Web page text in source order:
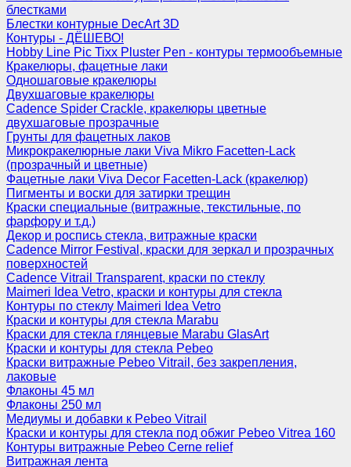
блестками
Блестки контурные DecArt 3D
Контуры - ДЁШЕВО!
Hobby Line Pic Tixx Pluster Pen - контуры термообъемные
Кракелюры, фацетные лаки
Одношаговые кракелюры
Двухшаговые кракелюры
Cadence Spider Crackle, кракелюры цветные
двухшаговые прозрачные
Грунты для фацетных лаков
Микрокракелюрные лаки Viva Mikro Facetten-Lack
(прозрачный и цветные)
Фацетные лаки Viva Decor Facetten-Lack (кракелюр)
Пигменты и воски для затирки трещин
Краски специальные (витражные, текстильные, по
фарфору и т.д.)
Декор и роспись стекла, витражные краски
Cadence Mirror Festival, краски для зеркал и прозрачных
поверхностей
Cadence Vitrail Transparent, краски по стеклу
Maimeri Idea Vetro, краски и контуры для стекла
Контуры по стеклу Maimeri Idea Vetro
Краски и контуры для стекла Marabu
Краски для стекла глянцевые Marabu GlasArt
Краски и контуры для стекла Pebeo
Краски витражные Pebeo Vitrail, без закрепления,
лаковые
Флаконы 45 мл
Флаконы 250 мл
Медиумы и добавки к Pebeo Vitrail
Краски и контуры для стекла под обжиг Pebeo Vitrea 160
Контуры витражные Pebeo Cerne relief
Витражная лента